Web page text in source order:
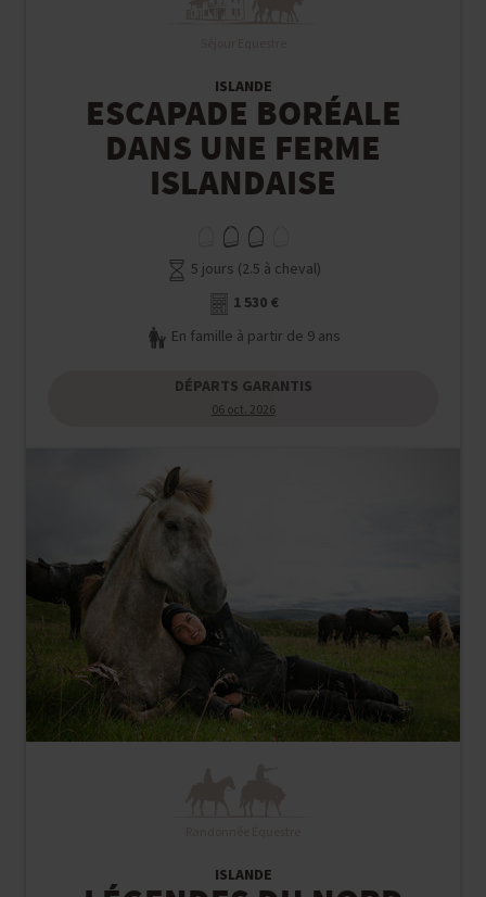
ISLANDE
ESCAPADE BORÉALE
DANS UNE FERME
ISLANDAISE
5 jours (2.5 à cheval)
1 530 €
En famille à partir de 9 ans
DÉPARTS GARANTIS
06 oct. 2026
ISLANDE